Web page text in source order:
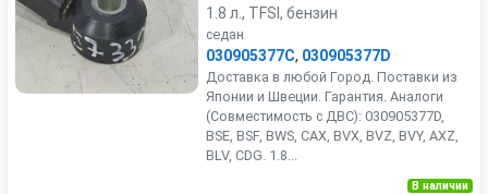
1.8 л., TFSI, бензин
седан
030905377C, 030905377D
Доставка в любой Город. Поставки из
Японии и Швеции. Гарантия. Аналоги
(Совместимость с ДВС): 030905377D,
BSE, BSF, BWS, CAX, BVX, BVZ, BVY, AXZ,
BLV, CDG. 1.8...
В наличии